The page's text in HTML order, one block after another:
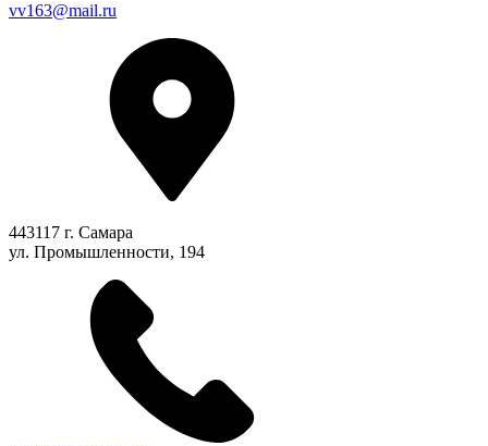
vv163@mail.ru
443117 г. Самара
ул. Промышленности, 194